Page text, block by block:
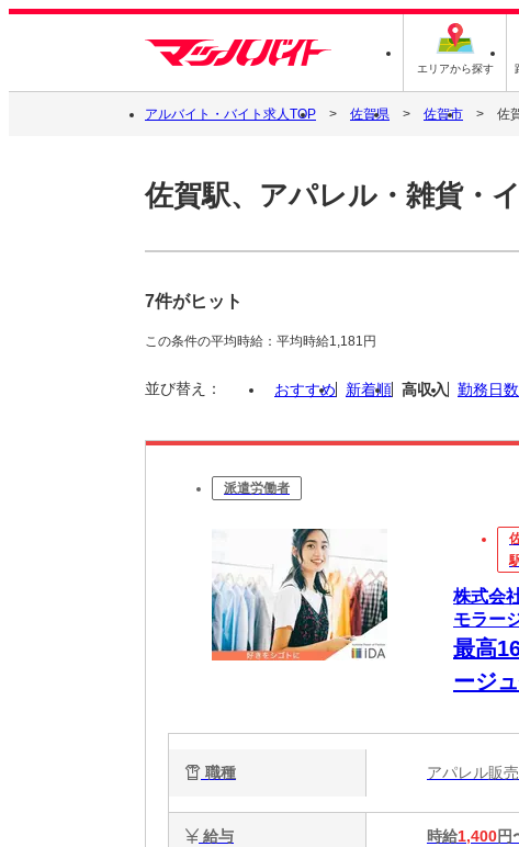
エリアから探す
アルバイト・バイト求人TOP 佐賀県 佐賀市 佐
佐賀駅、アパレル・雑貨・
7件がヒット
この条件の平均時給：平均時給1,181円
並び替え： おすすめ 新着順 高収入 勤務日
派遣労働者
株式会
モラー
最高
ージ
職種 アパレル販
給与 時給1,400円